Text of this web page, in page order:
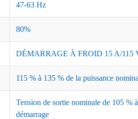
47-63 Hz
80%
DÉMARRAGE À FROID 15 A/115
115 % à 135 % de la puissance
Tension de sortie nominale de 105 %
démarrage